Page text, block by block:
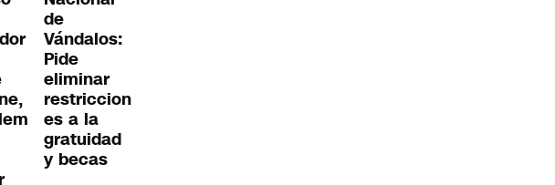
de
Vándalos:
Pide
eliminar
restriccion
es a la
gratuidad
y becas